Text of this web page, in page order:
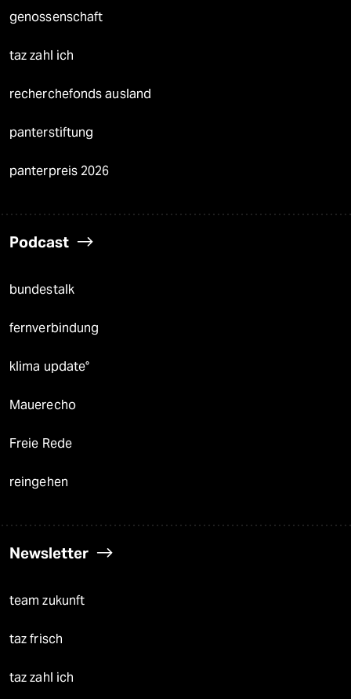
genossenschaft
taz zahl ich
recherchefonds ausland
panterstiftung
panterpreis 2026
Podcast
bundestalk
fernverbindung
klima update°
Mauerecho
Freie Rede
reingehen
Newsletter
team zukunft
taz frisch
taz zahl ich